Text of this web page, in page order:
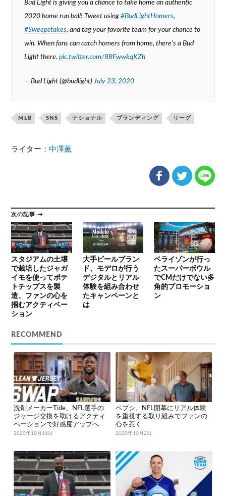
Bud Light is giving you a chance to take home an authentic
2020 home run ball! Tweet using#BudLightHomers,
#Sweepstakes, and tag your favorite team for your chance to
win. When fans can catch homers from home, there’s a Bud
Light there.pic.twitter.com/8RFwwkqKZh
— Bud Light (@budlight) July 23, 2020
MLB SNS ナショナル ブランディング リーグ
ライター：中澤薫
次の記事 →
スタジアムの土壌
で栽培したジャガ
イモを使ってポテ
トチップスを製
造、ファンの心を
掴むアクティベー
ション
大手ビールブラン
ド、モデロが行う
デジタルとリアル
体験を組み合わせ
たキャンペーンと
は
ベライゾンが行っ
たスーパーボウル
でCMだけでない多
角的プロモーショ
ン
RECOMMEND
2020年10月16日
洗剤メーカーTide、NFL選手の
ジャージ交換を助けるアクティ
ベーションで好感度アップへ
2020年10月2日
ペプシ、NFL開幕にリアル体験
を重視する取り組みでファンの
心を惹く